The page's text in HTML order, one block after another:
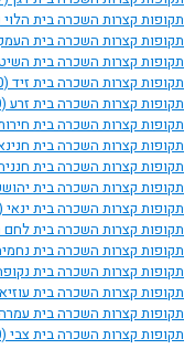
תקופות קצרות השכרה בית הלוי
תקופות קצרות השכרה בית
תקופות קצרות השכרה בית
תקופות קצרות השכרה בית זיד (0)
תקופות קצרות השכרה בית זרע (0)
תקופות קצרות השכרה בית
תקופות קצרות השכרה בית
תקופות קצרות השכרה בית
תקופות קצרות השכרה בית
תקופות קצרות השכרה בית ינאי
תקופות קצרות השכרה בית לחם
תקופות קצרות השכרה בית
תקופות קצרות השכרה בית
תקופות קצרות השכרה בית
תקופות קצרות השכרה בית
תקופות קצרות השכרה בית צבי (0)